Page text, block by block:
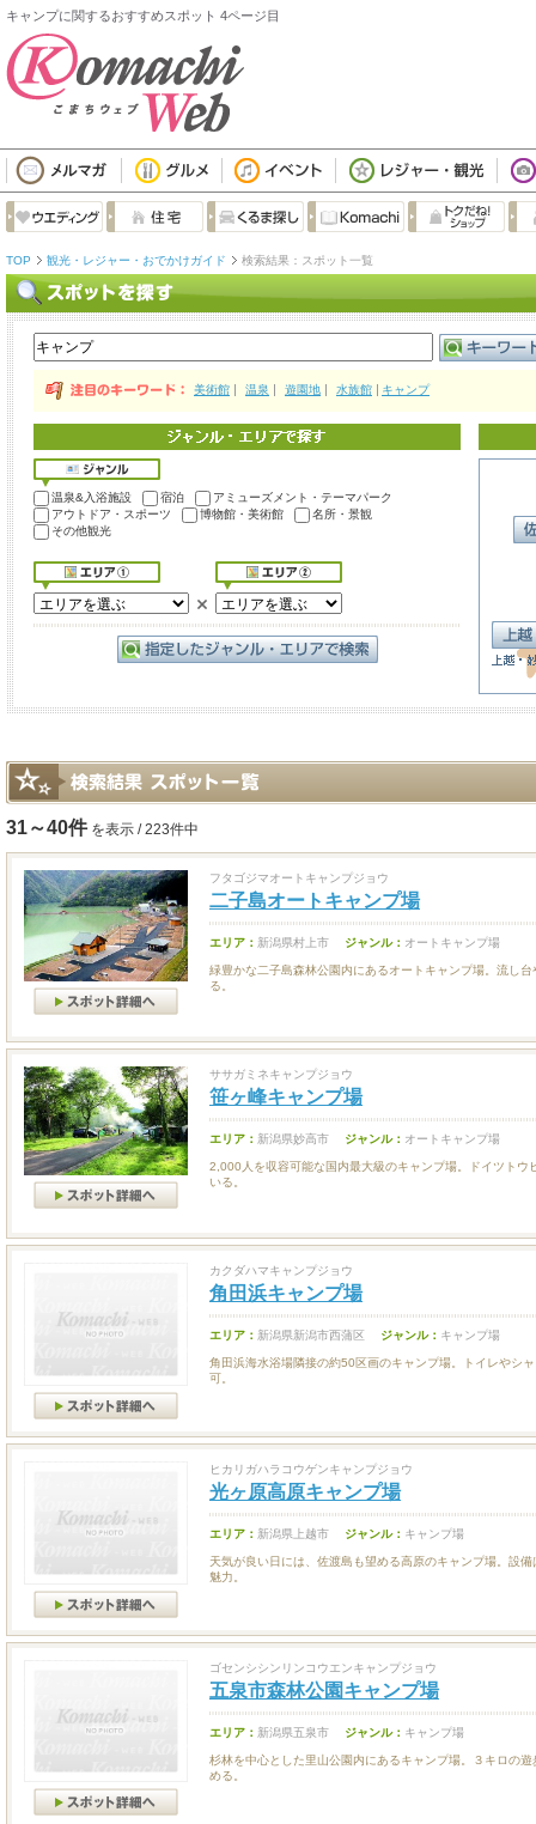
キャンプに関するおすすめスポット 4ページ目
TOP 観光・レジャー・おでかけガイド 検索結果：スポット一覧
美術館 温泉 遊園地 水族館 キャンプ
温泉&入浴施設 宿泊
アミューズメント・テーマパーク
アウトドア・スポーツ
博物館・美術館
名所・景観
その他観光
31～40件 を表示 / 223件中
フタゴジマオートキャンプジョウ
二子島オートキャンプ場
エリア： 新潟県村上市 ジャンル： オートキャンプ場
緑豊かな二子島森林公園内にあるオートキャンプ場。流し
る。
ササガミネキャンプジョウ
笹ヶ峰キャンプ場
エリア： 新潟県妙高市 ジャンル： オートキャンプ場
2,000人を収容可能な国内最大級のキャンプ場。ドイツトウ
いる。
カクダハマキャンプジョウ
角田浜キャンプ場
エリア： 新潟県新潟市西蒲区 ジャンル： キャンプ場
角田浜海水浴場隣接の約50区画のキャンプ場。トイレやシ
可。
ヒカリガハラコウゲンキャンプジョウ
光ヶ原高原キャンプ場
エリア： 新潟県上越市 ジャンル： キャンプ場
天気が良い日には、佐渡島も望める高原のキャンプ場。設
魅力。
ゴセンシシンリンコウエンキャンプジョウ
五泉市森林公園キャンプ場
エリア： 新潟県五泉市 ジャンル： キャンプ場
杉林を中心とした里山公園内にあるキャンプ場。３キロの
める。